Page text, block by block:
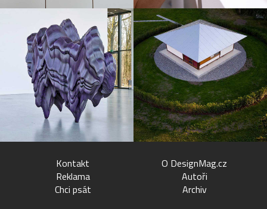
Kontakt
Reklama
Chci psát
O DesignMag.cz
Autoři
Archiv